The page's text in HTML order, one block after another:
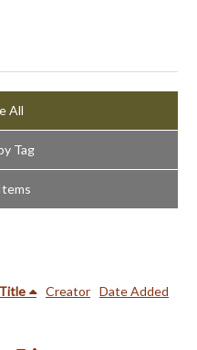
All
Tag
Title Creator Date Added